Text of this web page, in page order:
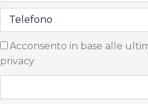
Acconsento in base alle
privacy